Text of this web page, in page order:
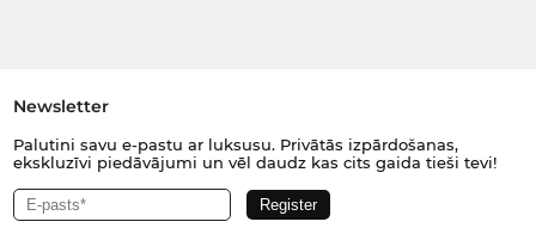
Newsletter
Palutini savu e-pastu ar luksusu. Privātās izpārdošanas,
ekskluzīvi piedāvājumi un vēl daudz kas cits gaida tieši tevi!